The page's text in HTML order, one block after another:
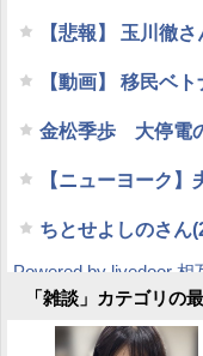
【悲報】 玉川徹
【動画】 移民ベ
金松季歩 大停電
【ニューヨーク
ちとせよしのさん
Powered by livedoor 相
「雑談」カテゴリの